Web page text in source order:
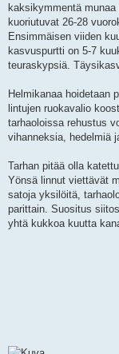
kaksikymmentä
kuoriutuvat 26-28
Ensimmäisen viiden
kasvuspurtti on 5-7
teuraskypsiä.
Helmikanaa hoidetaan
lintujen ruokavalio
tarhaoloissa rehustus
vihanneksia, hedelmiä
Tarhan pitää olla
Yönsä linnut viettävät
satoja yksilöitä,
parittain. Suositus
yhtä kukkoa kuutta